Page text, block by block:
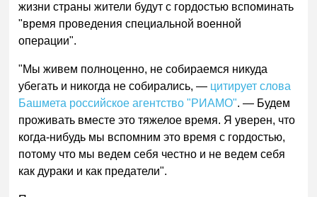
жизни страны жители будут с гордостью вспоминать
"время проведения специальной военной
операции".
"Мы живем полноценно, не собираемся никуда
убегать и никогда не собирались, — цитирует слова
Башмета российское агентство "РИАМО". — Будем
проживать вместе это тяжелое время. Я уверен, что
когда-нибудь мы вспомним это время с гордостью,
потому что мы ведем себя честно и не ведем себя
как дураки и как предатели".